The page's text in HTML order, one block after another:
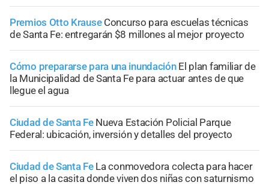
Premios Otto Krause Concurso para escuelas técnicas
de Santa Fe: entregarán $8 millones al mejor proyecto
Cómo prepararse para una inundación El plan familiar de
la Municipalidad de Santa Fe para actuar antes de que
llegue el agua
Ciudad de Santa Fe Nueva Estación Policial Parque
Federal: ubicación, inversión y detalles del proyecto
Ciudad de Santa Fe La conmovedora colecta para hacer
el piso a la casita donde viven dos niñas con saturnismo